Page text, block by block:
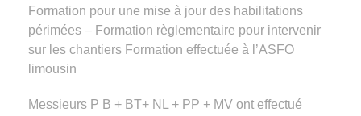
Formation pour une mise à jour des habilitations
périmées – Formation règlementaire pour intervenir
sur les chantiers Formation effectuée à l’ASFO
limousin
Messieurs P B + BT+ NL + PP + MV ont effectué